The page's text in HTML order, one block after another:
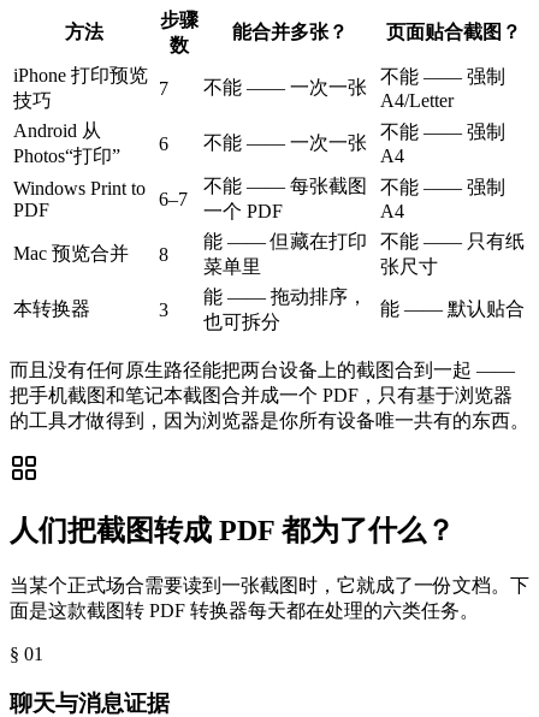
方法
步骤
数
能合并多张？ 页面贴合截图？
iPhone 打印预览
技巧
7 不能 —— 一次一张
不能 —— 强制
A4/Letter
Android 从
Photos“打印”
6 不能 —— 一次一张
不能 —— 强制
A4
Windows Print to
PDF
6–7
不能 —— 每张截图
一个 PDF
不能 —— 强制
A4
Mac 预览合并 8
能 —— 但藏在打印
菜单里
不能 —— 只有纸
张尺寸
本转换器 3
能 —— 拖动排序，
也可拆分
能 —— 默认贴合
而且没有任何原生路径能把两台设备上的截图合到一起 ——
把手机截图和笔记本截图合并成一个 PDF，只有基于浏览器
的工具才做得到，因为浏览器是你所有设备唯一共有的东西。
人们把截图转成 PDF 都为了什么？
当某个正式场合需要读到一张截图时，它就成了一份文档。下
面是这款截图转 PDF 转换器每天都在处理的六类任务。
§ 01
聊天与消息证据